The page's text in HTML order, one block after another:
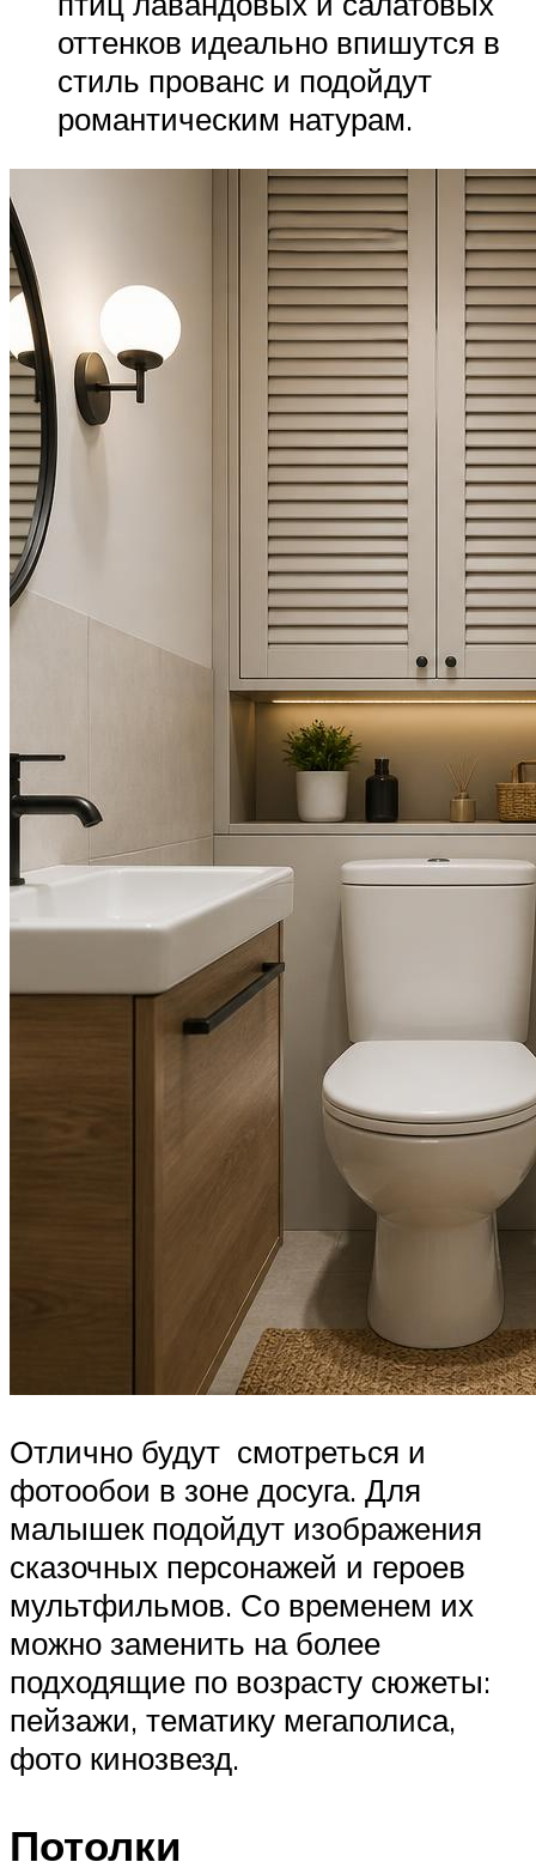
оттенков идеально впишутся в
стиль прованс и подойдут
романтическим натурам.
Отлично будут смотреться и
фотообои в зоне досуга. Для
малышек подойдут изображения
сказочных персонажей и героев
мультфильмов. Со временем их
можно заменить на более
подходящие по возрасту сюжеты:
пейзажи, тематику мегаполиса,
фото кинозвезд.
Потолки